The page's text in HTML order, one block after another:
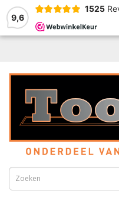
9,6
1525